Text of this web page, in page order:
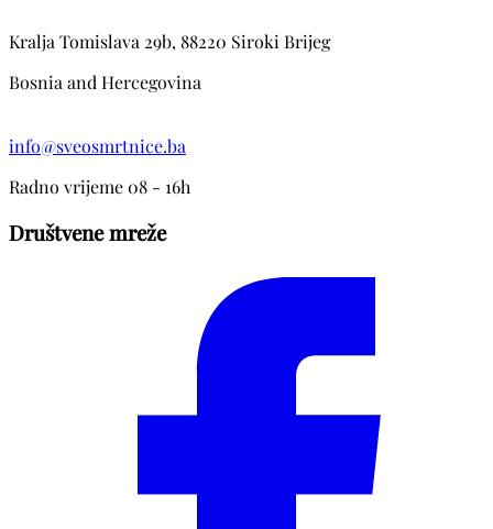
Kralja Tomislava 29b, 88220 Siroki Brijeg
Bosnia and Hercegovina
info@sveosmrtnice.ba
Radno vrijeme 08 - 16h
Društvene mreže